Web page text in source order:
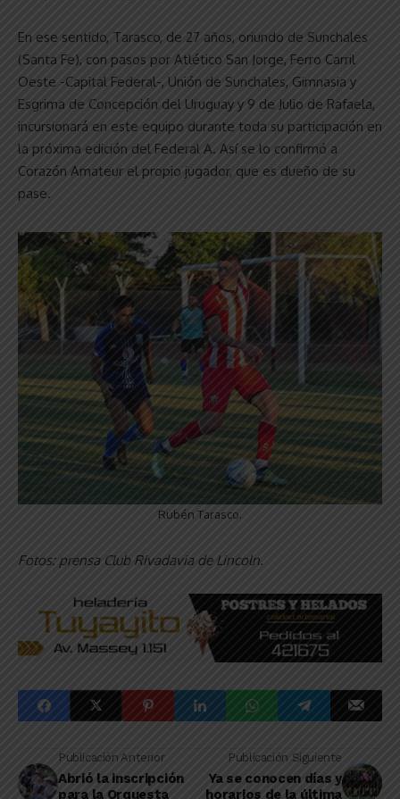
En ese sentido, Tarasco, de 27 años, oriundo de Sunchales
(Santa Fe), con pasos por Atlético San Jorge, Ferro Carril
Oeste -Capital Federal-, Unión de Sunchales, Gimnasia y
Esgrima de Concepción del Uruguay y 9 de Julio de Rafaela,
incursionará en este equipo durante toda su participación en
la próxima edición del Federal A. Así se lo confirmó a
Corazón Amateur el propio jugador, que es dueño de su
pase.
Rubén Tarasco.
Fotos: prensa Club Rivadavia de Lincoln.
Publicación Anterior
Abrió la inscripción
para la Orquesta
Publicación Siguiente
Ya se conocen días y
horarios de la última